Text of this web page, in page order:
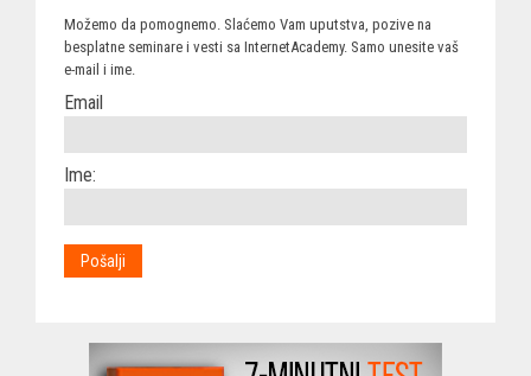
Možemo da pomognemo. Slaćemo Vam uputstva, pozive na
besplatne seminare i vesti sa InternetAcademy. Samo unesite vaš
e-mail i ime.
Email
Ime: